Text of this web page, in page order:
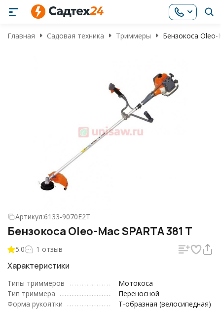
Главная Садовая техника Триммеры Бензокоса Oleo-
Артикул:6133-9070E2T
Бензокоса Oleo-Mac SPARTA 381 T
5.0 1 отзыв
Характеристики
Типы триммеров
Мотокоса
Тип триммера
Переносной
Форма рукоятки
Т-образная (велосипедная)